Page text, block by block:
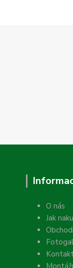
O nás
Jak